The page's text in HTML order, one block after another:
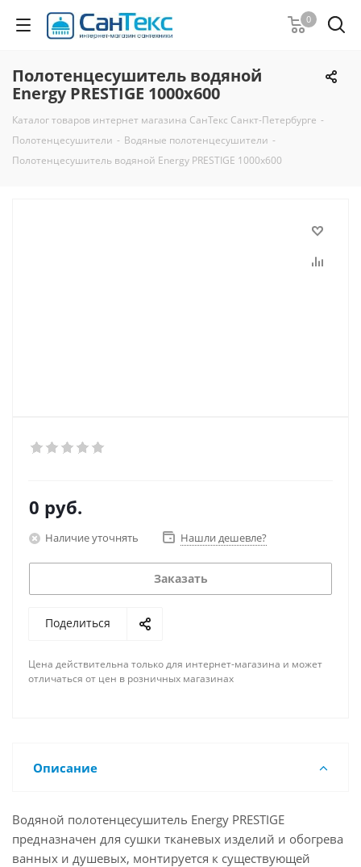
0
Полотенцесушитель водяной
Energy PRESTIGE 1000x600
Каталог товаров интернет магазина СанТекс Санкт-Петербурге -
Полотенцесушители - Водяные полотенцесушители -
Полотенцесушитель водяной Energy PRESTIGE 1000x600
0 руб.
Наличие уточнять Нашли дешевле?
Заказать
Поделиться
Цена действительна только для интернет-магазина и может
отличаться от цен в розничных магазинах
Описание
Водяной полотенцесушитель Energy PRESTIGE
предназначен для сушки тканевых изделий и обогрева
ванных и душевых, монтируется к существующей